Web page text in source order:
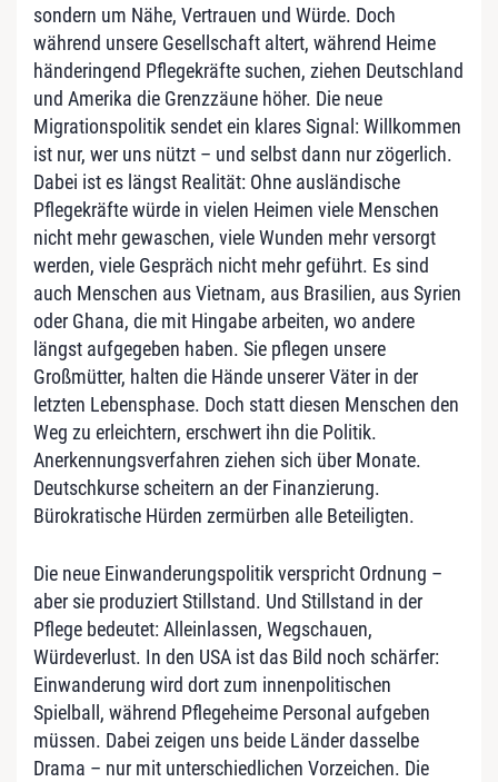
sondern um Nähe, Vertrauen und Würde. Doch
während unsere Gesellschaft altert, während Heime
händeringend Pflegekräfte suchen, ziehen Deutschland
und Amerika die Grenzzäune höher. Die neue
Migrationspolitik sendet ein klares Signal: Willkommen
ist nur, wer uns nützt – und selbst dann nur zögerlich.
Dabei ist es längst Realität: Ohne ausländische
Pflegekräfte würde in vielen Heimen viele Menschen
nicht mehr gewaschen, viele Wunden mehr versorgt
werden, viele Gespräch nicht mehr geführt. Es sind
auch Menschen aus Vietnam, aus Brasilien, aus Syrien
oder Ghana, die mit Hingabe arbeiten, wo andere
längst aufgegeben haben. Sie pflegen unsere
Großmütter, halten die Hände unserer Väter in der
letzten Lebensphase. Doch statt diesen Menschen den
Weg zu erleichtern, erschwert ihn die Politik.
Anerkennungsverfahren ziehen sich über Monate.
Deutschkurse scheitern an der Finanzierung.
Bürokratische Hürden zermürben alle Beteiligten.
Die neue Einwanderungspolitik verspricht Ordnung –
aber sie produziert Stillstand. Und Stillstand in der
Pflege bedeutet: Alleinlassen, Wegschauen,
Würdeverlust. In den USA ist das Bild noch schärfer:
Einwanderung wird dort zum innenpolitischen
Spielball, während Pflegeheime Personal aufgeben
müssen. Dabei zeigen uns beide Länder dasselbe
Drama – nur mit unterschiedlichen Vorzeichen. Die